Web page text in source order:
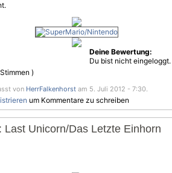
Stimmen )
Deine Bewertung:
Du bist nicht eingeloggt.
von HerrFalkenhorst am 5. Juli 2012 - 7:30.
um Kommentare zu schreiben
Last Unicorn/Das Letzte Einhorn